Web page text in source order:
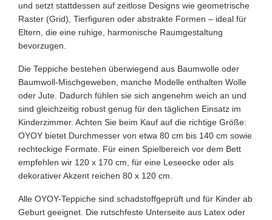
und setzt stattdessen auf zeitlose Designs wie geometrische
Raster (Grid), Tierfiguren oder abstrakte Formen – ideal für
Eltern, die eine ruhige, harmonische Raumgestaltung
bevorzugen.
Die Teppiche bestehen überwiegend aus Baumwolle oder
Baumwoll-Mischgeweben, manche Modelle enthalten Wolle
oder Jute. Dadurch fühlen sie sich angenehm weich an und
sind gleichzeitig robust genug für den täglichen Einsatz im
Kinderzimmer. Achten Sie beim Kauf auf die richtige Größe:
OYOY bietet Durchmesser von etwa 80 cm bis 140 cm sowie
rechteckige Formate. Für einen Spielbereich vor dem Bett
empfehlen wir 120 x 170 cm, für eine Leseecke oder als
dekorativer Akzent reichen 80 x 120 cm.
Alle OYOY-Teppiche sind schadstoffgeprüft und für Kinder ab
Geburt geeignet. Die rutschfeste Unterseite aus Latex oder